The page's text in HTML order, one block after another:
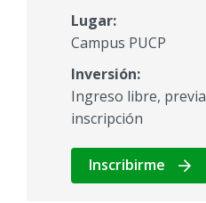
Lugar:
Campus PUCP
Inversión:
Ingreso libre, previa
inscripción
Inscribirme